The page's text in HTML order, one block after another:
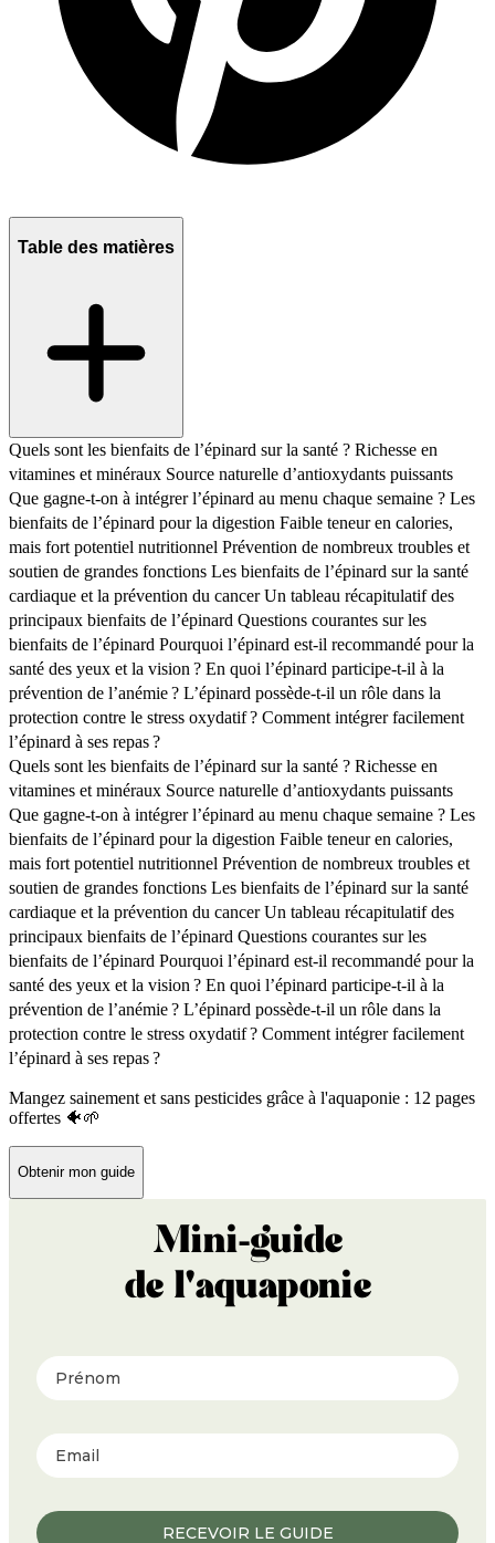
Table des matières
Quels sont les bienfaits de l’épinard sur la santé ? Richesse en
vitamines et minéraux Source naturelle d’antioxydants puissants
Que gagne-t-on à intégrer l’épinard au menu chaque semaine ? Les
bienfaits de l’épinard pour la digestion Faible teneur en calories,
mais fort potentiel nutritionnel Prévention de nombreux troubles et
soutien de grandes fonctions Les bienfaits de l’épinard sur la santé
cardiaque et la prévention du cancerUn tableau récapitulatif des
principaux bienfaits de l’épinard Questions courantes sur les
bienfaits de l’épinard Pourquoi l’épinard est-il recommandé pour la
santé des yeux et la vision ? En quoi l’épinard participe-t-il à la
prévention de l’anémie ? L’épinard possède-t-il un rôle dans la
protection contre le stress oxydatif ? Comment intégrer facilement
l’épinard à ses repas ?
Quels sont les bienfaits de l’épinard sur la santé ? Richesse en
vitamines et minéraux Source naturelle d’antioxydants puissants
Que gagne-t-on à intégrer l’épinard au menu chaque semaine ? Les
bienfaits de l’épinard pour la digestion Faible teneur en calories,
mais fort potentiel nutritionnel Prévention de nombreux troubles et
soutien de grandes fonctions Les bienfaits de l’épinard sur la santé
cardiaque et la prévention du cancerUn tableau récapitulatif des
principaux bienfaits de l’épinard Questions courantes sur les
bienfaits de l’épinard Pourquoi l’épinard est-il recommandé pour la
santé des yeux et la vision ? En quoi l’épinard participe-t-il à la
prévention de l’anémie ? L’épinard possède-t-il un rôle dans la
protection contre le stress oxydatif ? Comment intégrer facilement
l’épinard à ses repas ?
Mangez sainement et sans pesticides grâce à l'aquaponie : 12 pages
offertes 🐠🌱
Obtenir mon guide
Mini-guide
de l'aquaponie
Prénom
RECEVOIR LE GUIDE